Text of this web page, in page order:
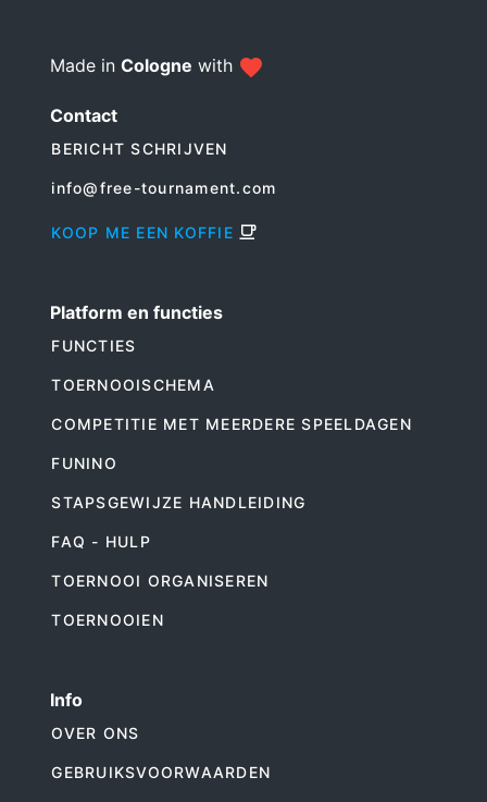
Made in Cologne with
Contact
BERICHT SCHRIJVEN
info@free-tournament.com
KOOP ME EEN KOFFIE
Platform en functies
FUNCTIES
TOERNOOISCHEMA
COMPETITIE MET MEERDERE SPEELDAGEN
FUNINO
STAPSGEWIJZE HANDLEIDING
FAQ - HULP
TOERNOOI ORGANISEREN
TOERNOOIEN
Info
OVER ONS
GEBRUIKSVOORWAARDEN